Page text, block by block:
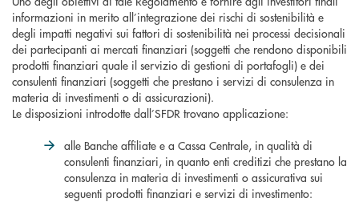
informazioni in merito all’integrazione dei rischi di sostenibilità e
degli impatti negativi sui fattori di sostenibilità nei processi decisionali
dei partecipanti ai mercati finanziari (soggetti che rendono disponibili
prodotti finanziari quale il servizio di gestioni di portafogli) e dei
consulenti finanziari (soggetti che prestano i servizi di consulenza in
materia di investimenti o di assicurazioni).
Le disposizioni introdotte dall’SFDR trovano applicazione:
alle Banche affiliate e a Cassa Centrale, in qualità di
consulenti finanziari, in quanto enti creditizi che prestano la
consulenza in materia di investimenti o assicurativa sui
seguenti prodotti finanziari e servizi di investimento: